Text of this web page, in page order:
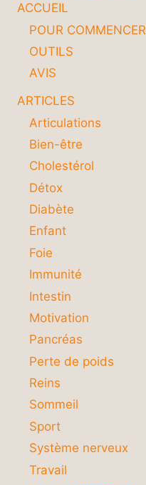
VOS
REINS
ACCUEIL
POUR COMMENCER
OUTILS
AVIS
ARTICLES
Articulations
Bien-être
Cholestérol
Détox
Diabète
Enfant
Foie
Immunité
Intestin
Motivation
Pancréas
Perte de poids
Reins
Sommeil
Sport
Système nerveux
Travail